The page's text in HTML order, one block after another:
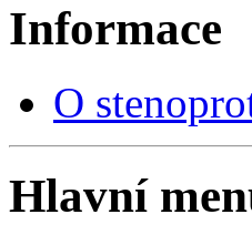
Informace
O
Hlavní